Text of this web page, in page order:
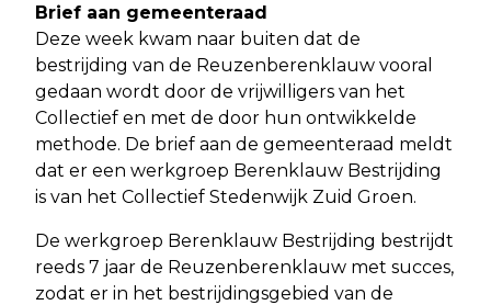
Brief aan gemeenteraad
Deze week kwam naar buiten dat de
bestrijding van de Reuzenberenklauw vooral
gedaan wordt door de vrijwilligers van het
Collectief en met de door hun ontwikkelde
methode. De brief aan de gemeenteraad meldt
dat er een werkgroep Berenklauw Bestrijding
is van het Collectief Stedenwijk Zuid Groen.
De werkgroep Berenklauw Bestrijding bestrijdt
reeds 7 jaar de Reuzenberenklauw met succes,
zodat er in het bestrijdingsgebied van de